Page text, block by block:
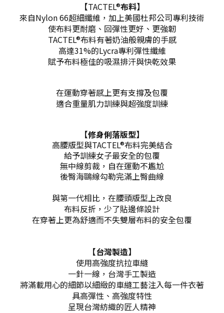
【TACTEL®布料】
來自Nylon 66超細纖維，加上美國杜邦公司專利技術
使布料更耐磨、回彈性更好、更強韌
TACTEL®布料有著奶油般親膚的手感
高達31%的Lycra專利彈性纖維
賦予布料極佳的吸濕排汗與快乾效果
在運動穿著感上更有支撐及包覆
適合重量肌力訓練與超強度訓練
【修身俐落版型】
高腰版型與TACTEL®布料完美結合
給予訓練女子最安全的包覆
無中線剪裁，自在運動不尷尬
後臀海鷗線勾勒完滿上臀曲線
與第一代相比，在腰頭版型上改良
布料反折，少了貼邊條設計
在穿著上更為舒適而不失雙層布料的安全包覆
【台灣製造】
使用高強度抗拉車縫
一針一線，台灣手工製造
將滿載用心的細節以細緻的車縫工藝注入每一件衣著
具高彈性、高強度特性
呈現台灣紡織的匠人精神